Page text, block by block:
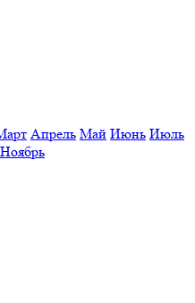
Апрель Май Июнь Июль
Ноябрь